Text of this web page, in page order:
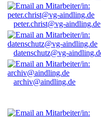
peter.christ@vg-aindling.de
datenschutz@vg-
archiv@aindling.de